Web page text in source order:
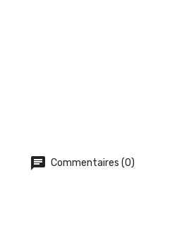
Commentaires (0)